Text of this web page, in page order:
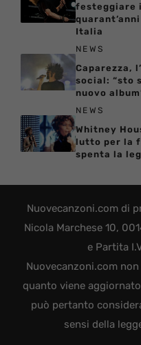
festeggiare i
Italia
NEWS
Caparezza,
social: “sto
nuovo
NEWS
Whitney
lutto per la
spenta la
Nuovecanzoni.com di
Nicola Marchese 10,
e Partita
Nuovecanzoni.com
quanto viene
può pertanto
sensi della